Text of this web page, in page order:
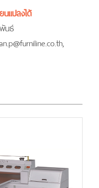
นแปลงได้
นธ์